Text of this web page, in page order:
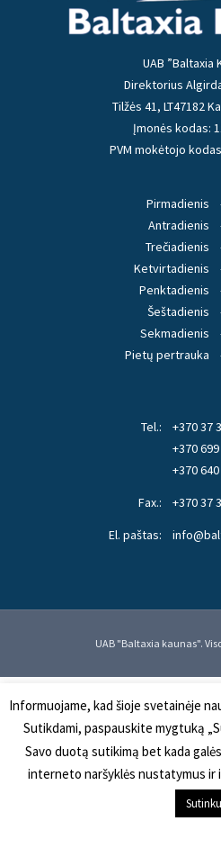
UAB ”Baltaxia
Direktorius
Tilžės 41, LT47182
Įmonės kodas:
PVM mokėtojo
Pirmadienis
Antradienis
Trečiadienis
Ketvirtadienis
Penktadienis
Šeštadienis
Sekmadienis
Pietų pertrauka
Tel.:
+370 37
+370
+370
Fax.:
+370 37
El. paštas:
UAB "Baltaxia kaunas".
Informuojame, kad šioje svetainėje
Sutikdami, paspauskite mygtuką
Savo duotą sutikimą bet kada
interneto naršyklės nustatymus ir
Sutinku